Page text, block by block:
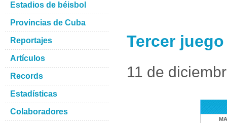
Tercer
11 de
Estadios de béisbol
Provincias de Cuba
Reportajes
Artículos
Records
Estadísticas
Colaboradores